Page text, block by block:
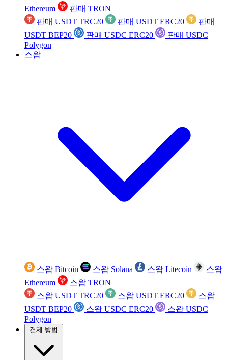
Ethereum
판매 TRON
판매 USDT TRC20
판매 USDT ERC20
판매
USDT BEP20
판매 USDC ERC20
판매 USDC
Polygon
스왑
스왑 Bitcoin 스왑 Solana 스왑 Litecoin
스왑
Ethereum
스왑 TRON
스왑 USDT TRC20
스왑 USDT ERC20
스왑
USDT BEP20
스왑 USDC ERC20
스왑 USDC
Polygon
결제 방법